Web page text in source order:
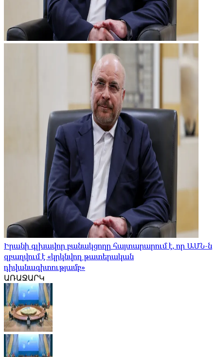
Իրանի գլխավոր բանակցողը հայտարարում է, որ ԱՄՆ-ն
զբաղվում է «կրկնվող թատերական
դիվանագիտությամբ»
ԱՌԱՋԱՐԿ